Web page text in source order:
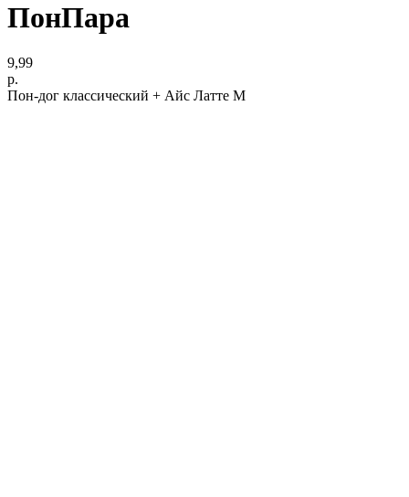
ПонПара
9,99
р.
Пон-дог классический + Айс Латте M